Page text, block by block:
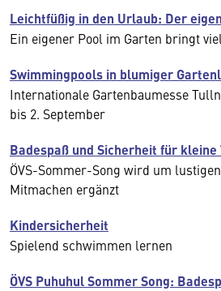
Leichtfüßig in den Urlaub: Der
Ein eigener Pool im Garten bringt
Swimmingpools in blumiger
Internationale Gartenbaumesse
bis 2. September
Badespaß und Sicherheit für
ÖVS-Sommer-Song wird um
Mitmachen ergänzt
Kindersicherheit
Spielend schwimmen lernen
ÖVS Puhuhul Sommer Song: